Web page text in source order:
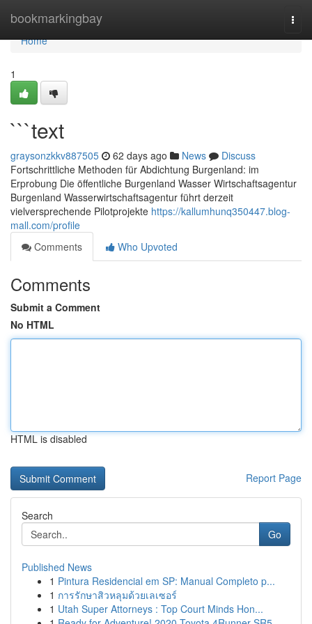
bookmarkingbay
Home
Home
1
```text
graysonzkkv887505 62 days ago News
Discuss
Fortschrittliche Methoden für Abdichtung Burgenland: im
Erprobung Die öffentliche Burgenland Wasser Wirtschaftsagentur
Burgenland Wasserwirtschaftsagentur führt derzeit
vielversprechende Pilotprojekte https://kallumhunq350447.blog-
mall.com/profile
Comments
Who Upvoted
Comments
Submit a Comment
No HTML
HTML is disabled
Report Page
Search
Go
Published News
1 Pintura Residencial em SP: Manual Completo p...
1 การรักษาสิวหลุมด้วยเลเซอร์
1 Utah Super Attorneys : Top Court Minds Hon...